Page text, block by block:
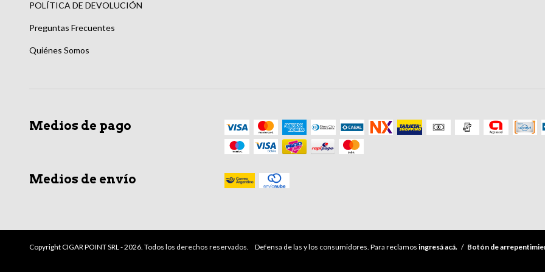
POLÍTICA DE DEVOLUCIÓN
Preguntas Frecuentes
Quiénes Somos
Medios de pago
Medios de envío
Copyright CIGAR POINT SRL - 2026. Todos los derechos reservados. Defensa de las y los consumidores. Para reclamos ingresá acá. / Botón de